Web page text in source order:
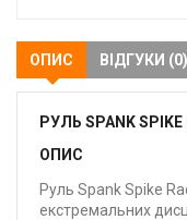
ОПИС ВІДГУКИ (0)
РУЛЬ SPANK SPIKE
ОПИС
Руль Spank Spike
екстремальних